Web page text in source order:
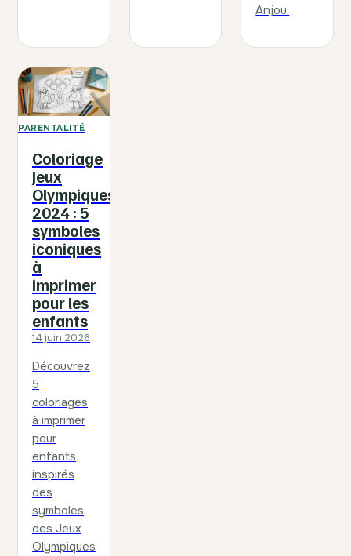
Anjou.
PARENTALITÉ
Coloriage
Jeux
Olympiques
2024 : 5
symboles
iconiques
à
imprimer
pour les
enfants
14 juin 2026
Découvrez
5
coloriages
à imprimer
pour
enfants
inspirés
des
symboles
des Jeux
Olympiques